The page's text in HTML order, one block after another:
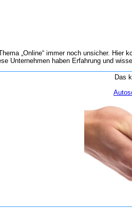
„Online“ immer noch unsicher.
Unternehmen haben Erfahrung und
Das